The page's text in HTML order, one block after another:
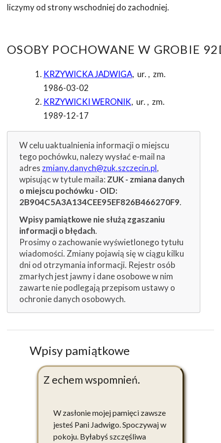
liczymy od strony wschodniej do zachodniej.
OSOBY POCHOWANE W GROBIE
KRZYWICKA JADWIGA, ur. , zm.
1986-03-02
KRZYWICKI WERONIK, ur. , zm.
1989-12-17
W celu uaktualnienia informacji o miejscu
tego pochówku, nalezy wysłać e-mail na
adres zmiany.danych@zuk.szczecin.pl,
wpisując w tytule maila: ZUK - zmiana danych
o miejscu pochówku - OID:
2B904C5A3A134CEE95EF826B466270F9.
Wpisy pamiątkowe nie służą zgaszaniu
informacji o błędach.
Prosimy o zachowanie wyświetlonego tytułu
wiadomości. Zmiany pojawią się w ciągu kilku
dni od otrzymania informacji. Rejestr osób
zmarłych jest jawny i dane osobowe w nim
zawarte nie podlegają przepisom ustawy o
ochronie danych osobowych.
Wpisy pamiątkowe
Z echem wspomnień.
W zasłonie mojej pamięci zawsze
jesteś Pani Jadwigo. Spoczywaj w
pokoju. Byłabyś szczęśliwa